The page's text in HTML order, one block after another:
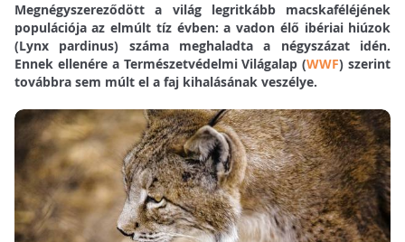
Megnégyszereződött a világ legritkább macskaféléjének
populációja az elmúlt tíz évben: a vadon élő ibériai hiúzok
(Lynx pardinus) száma meghaladta a négyszázat idén.
Ennek ellenére a Természetvédelmi Világalap (WWF) szerint
továbbra sem múlt el a faj kihalásának veszélye.